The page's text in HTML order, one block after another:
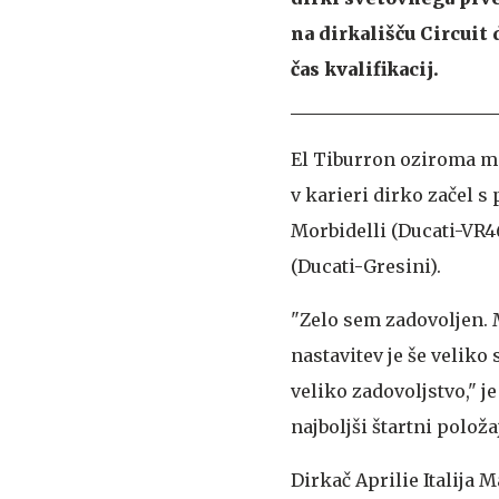
na dirkališču Circuit
čas kvalifikacij.
El Tiburron oziroma
v karieri dirko začel s
Morbidelli (Ducati-
(Ducati-Gresini).
"Zelo sem zadovoljen.
nastavitev je še veliko
veliko zadovoljstvo,"
najboljši štartni
Dirkač Aprilie Italija